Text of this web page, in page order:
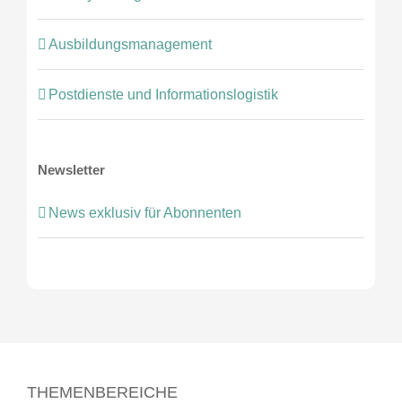
Ausbildungsmanagement
Postdienste und Informationslogistik
Newsletter
News exklusiv für Abonnenten
THEMENBEREICHE